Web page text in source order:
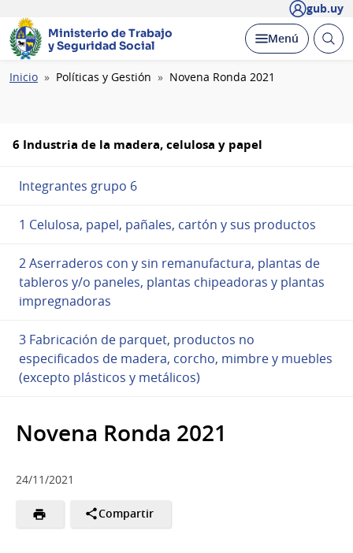
gub.uy
Ministerio de Trabajo
y Seguridad Social
Desplegar
Menú Abrir
Ruta
Inicio Políticas y Gestión Novena Ronda 2021
6 Industria de la madera, celulosa y papel
Integrantes grupo 6
1 Celulosa, papel, pañales, cartón y sus productos
2 Aserraderos con y sin remanufactura, plantas de
tableros y/o paneles, plantas chipeadoras y plantas
impregnadoras
3 Fabricación de parquet, productos no
especificados de madera, corcho, mimbre y muebles
(excepto plásticos y metálicos)
Novena Ronda 2021
24/11/2021
Compartir